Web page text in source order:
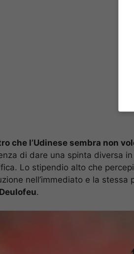
che l’Udinese sembra non
di dare una spinta diversa
Lo stipendio alto che
nell’immediato e la stessa
.